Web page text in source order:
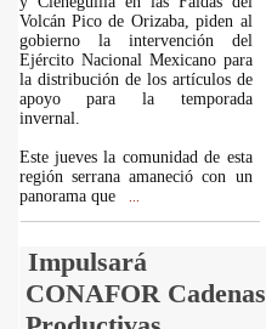
Volcán Pico de Orizaba, piden al
gobierno la intervención del
Ejército Nacional Mexicano para
la distribución de los artículos de
apoyo para la temporada
invernal.
Este jueves la comunidad de esta
región serrana amaneció con un
panorama que
Impulsará
CONAFOR Cadenas